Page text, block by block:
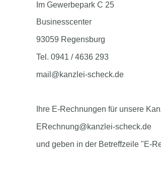
Im Gewerbepark C 25
Businesscenter
93059 Regensburg
Tel. 0941 / 4636 293
mail@kanzlei-scheck.de
Ihre E-Rechnungen für unsere
ERechnung@kanzlei-scheck.de
und geben in der Betreffzeile "E-